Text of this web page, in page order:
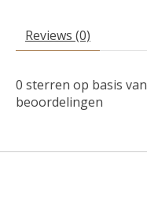
Reviews (0)
0 sterren op basis van
beoordelingen